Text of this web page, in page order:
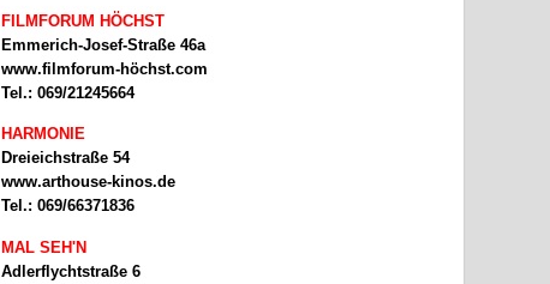
FILMFORUM HÖCHST
Emmerich-Josef-Straße 46a
www.filmforum-höchst.com
Tel.: 069/21245664
HARMONIE
Dreieichstraße 54
www.arthouse-kinos.de
Tel.: 069/66371836
MAL SEH'N
Adlerflychtstraße 6